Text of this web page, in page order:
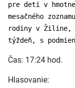
pre deti v
mesačného
rodiny v Žiline,
týždeň, s
Čas: 17:24 hod.
Hlasovanie: